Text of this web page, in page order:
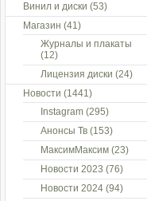
Винил и диски (53)
Магазин (41)
Журналы и плакаты
(12)
Лицензия диски (24)
Новости (1441)
Instagram (295)
Анонсы Тв (153)
МаксимМаксим (23)
Новости 2023 (76)
Новости 2024 (94)